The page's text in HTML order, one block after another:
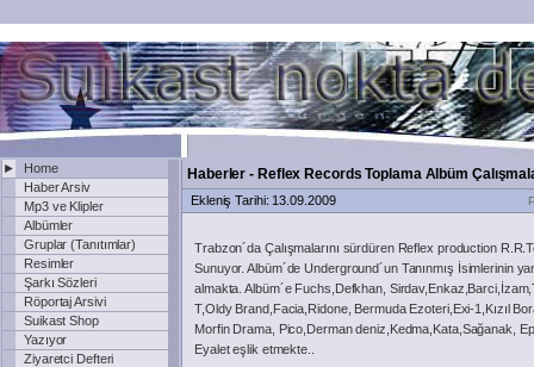
►
Home
Haber Arsiv
Mp3 ve Klipler
Albümler
Gruplar (Tanıtımlar)
Resimler
Şarkı Sözleri
Röportaj Arsivi
Suikast Shop
Yazıyor
Ziyaretci Defteri
Haberler - Reflex Records Toplama Albüm
Ekleniş Tarihi: 13.09.2009
Trabzon´da Çalışmalarını sürdüren Reflex production
Sunuyor. Albüm´de Underground´un Tanınmış İsimlerinin
almakta. Albüm´e Fuchs,Defkhan,
T,Oldy Brand,Facia,Ridone, Bermuda Ezoteri,Exi-1,Kızıl
Morfin Drama, Pico,Derman deniz,Kedma,Kata,Sağanak,
Eyalet eşlik etmekte..